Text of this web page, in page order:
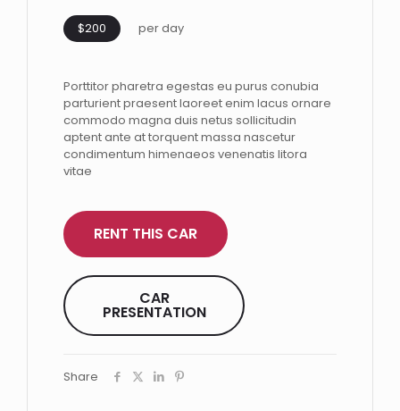
$200 per day
Porttitor pharetra egestas eu purus conubia
parturient praesent laoreet enim lacus ornare
commodo magna duis netus sollicitudin
aptent ante at torquent massa nascetur
condimentum himenaeos venenatis litora
vitae
RENT THIS CAR
CAR
PRESENTATION
Share